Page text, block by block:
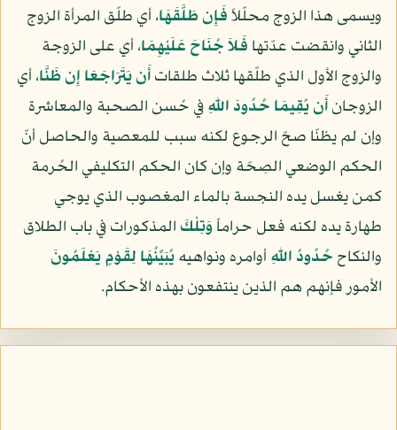
ويسمى هذا الزوج محلّلاًفَإِن طَلَّقَهَا، أي طلّق المرأة الزوج
الثاني وانقضت عدّتها فَلاَ جُنَاحَ عَلَيْهِمَا، أي على الزوجة
والزوج الأول الذي طلّقها ثلاث طلقاتأَن يَتَرَاجَعَا إِن ظَنَّا، أي
الزوجانأَن يُقِيمَا حُدُودَ اللّهِفي حُسن الصحبة والمعاشرة
وإن لم يظنّا صحّ الرجوع لكنه سبب للمعصية والحاصل أنّ
الحكم الوضعي الصِحّة وإن كان الحكم التكليفي الحُرمة
كمن يغسل يده النجسة بالماء المغصوب الذي يوجي
طهارة يده لكنه فعل حراماًوَتِلْكَ المذكورات في باب الطلاق
والنكاح حُدُودُ اللّهِأوامره ونواهيهيُبَيِّنُهَا لِقَوْمٍ يَعْلَمُونَ
الأمور فإنهم هم الذين ينتفعون بهذه الأحكام.